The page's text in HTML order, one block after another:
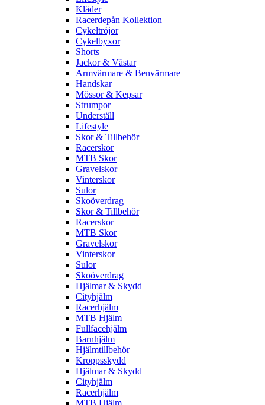
Kläder
Racerdepån Kollektion
Cykeltröjor
Cykelbyxor
Shorts
Jackor & Västar
Armvärmare & Benvärmare
Handskar
Mössor & Kepsar
Strumpor
Underställ
Lifestyle
Skor & Tillbehör
Racerskor
MTB Skor
Gravelskor
Vinterskor
Sulor
Skoöverdrag
Skor & Tillbehör
Racerskor
MTB Skor
Gravelskor
Vinterskor
Sulor
Skoöverdrag
Hjälmar & Skydd
Cityhjälm
Racerhjälm
MTB Hjälm
Fullfacehjälm
Barnhjälm
Hjälmtillbehör
Kroppsskydd
Hjälmar & Skydd
Cityhjälm
Racerhjälm
MTB Hjälm